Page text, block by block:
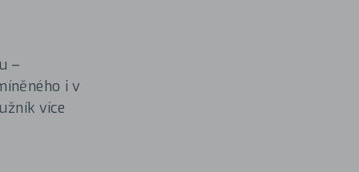
–
i v
více